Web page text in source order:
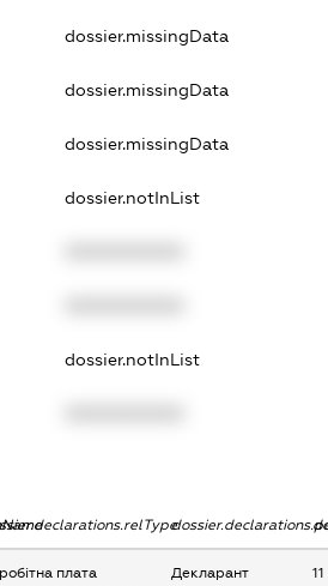
dossier.missingData
dossier.missingData
dossier.missingData
dossier.notInList
dossier.notInList
плата
Декларант